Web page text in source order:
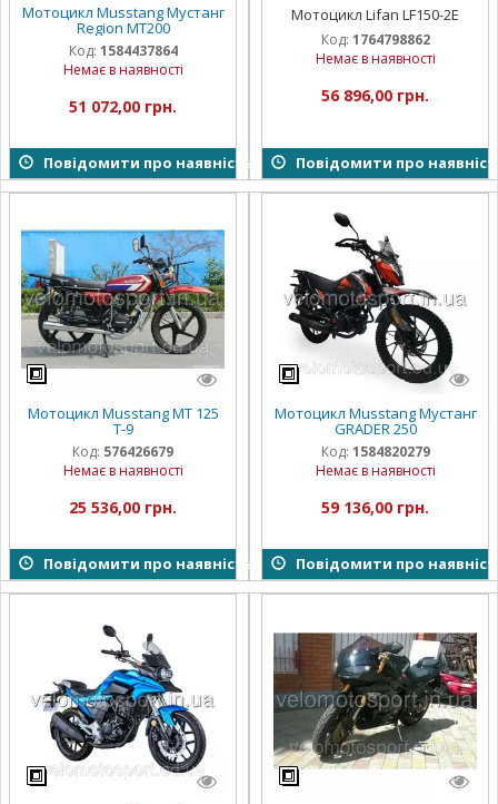
Мотоцикл Musstang Мустанг
Region MT200
Код: 1584437864
Немає в наявності
51 072,00 грн.
Повідомити про наявність
Мотоцикл Lifan LF150-2E
Код: 1764798862
Немає в наявності
56 896,00 грн.
Повідомити про
Мотоцикл Musstang MT 125
T-9
Код: 576426679
Немає в наявності
25 536,00 грн.
Повідомити про наявність
Мотоцикл Musstang Мустанг
GRADER 250
Код: 1584820279
Немає в наявності
59 136,00 грн.
Повідомити про